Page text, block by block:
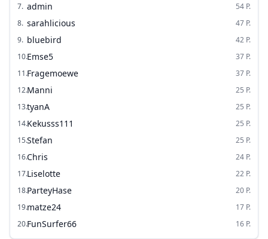
7. admin 54 P.
8. sarahlicious 47 P.
9. bluebird 42 P.
10.Emse5 37 P.
11.Fragemoewe 37 P.
12.Manni 25 P.
13.tyanA 25 P.
14.Kekusss111 25 P.
15.Stefan 25 P.
16.Chris 24 P.
17.Liselotte 22 P.
18.ParteyHase 20 P.
19.matze24 17 P.
20.FunSurfer66 16 P.